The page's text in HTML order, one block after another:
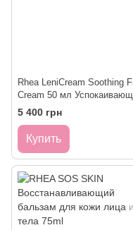
Rhea LeniCream Soothing
Cream 50 мл
крем для лица
5 400 грн
Купить